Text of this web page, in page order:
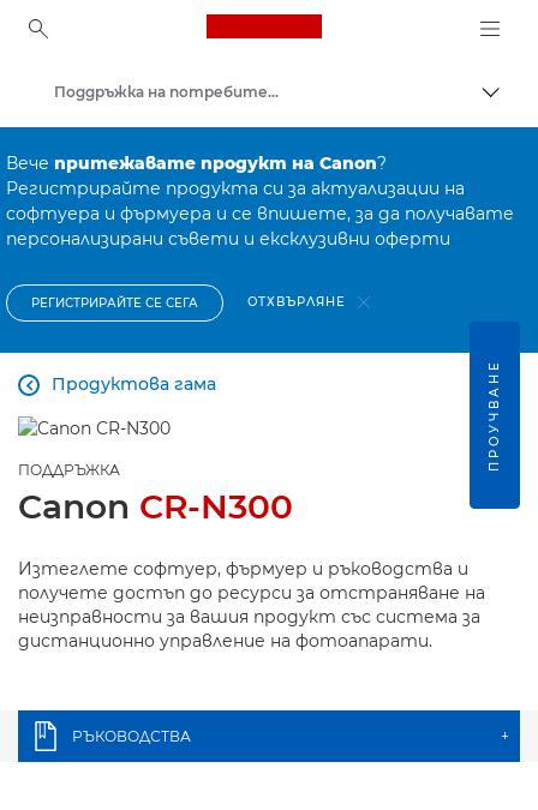
Canon Logo, back to
Поддръжка на потребителски продукти
Вече притежавате продукт на Canon?
Регистрирайте продукта си за актуализации на
софтуера и фърмуера и се впишете, за да получавате
персонализирани съвети и ексклузивни оферти
РЕГИСТРИРАЙТЕ СЕ СЕГА ОТХВЪРЛЯНЕ
Продуктова гама

ПОДДРЪЖКА
Canon CR-N300
Изтеглете софтуер, фърмуер и ръководства и
получете достъп до ресурси за отстраняване на
неизправности за вашия продукт със система за
дистанционно управление на фотоапарати.
РЪКОВОДСТВА +
ПРОУЧВАНЕ